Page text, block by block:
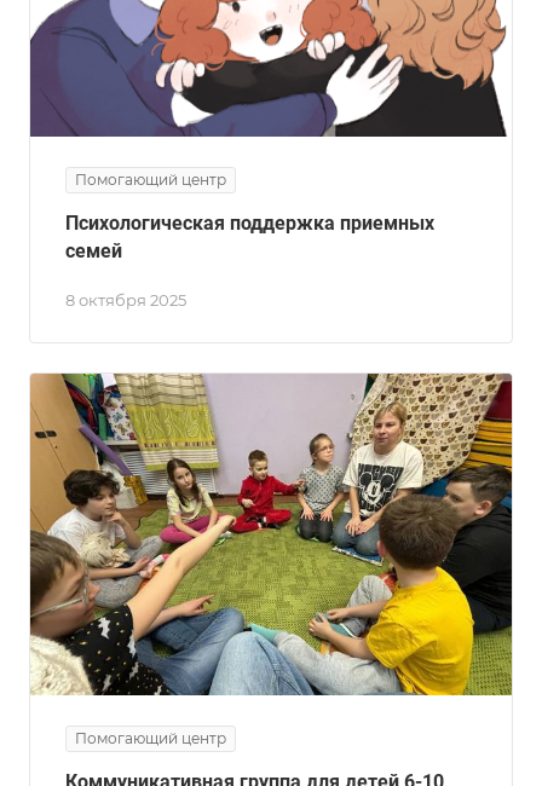
Помогающий центр
8 октября 2025
Психологическая поддержка приемных
семей
Помогающий центр